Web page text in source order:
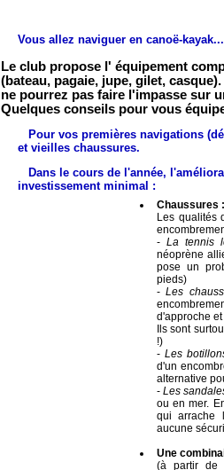
Vous allez naviguer en canoë-kayak...
Le club propose l' équipement
(bateau, pagaie, jupe, gilet,
ne pourrez pas faire l'impasse sur
Quelques conseils pour vous
Pour vos premières navigations
et vieilles chaussures.
Dans le cours de l'année,
investissement minimal :
Chaussures :
Les qualités
- La tennis
néoprène
pose un
pieds)
-Les
d'approche
Ils sont
!)
- Les
d'un
alternative
- Les
ou en mer.
qui arrache
aucune
Une
(à partir de